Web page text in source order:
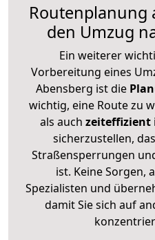
Routenplanung
den Umzug
Ein weiterer
Vorbereitung eines
Abensberg ist die
wichtig, eine Route zu
als auch zeiteffizient
sicherzustellen,
Straßensperrungen
ist. Keine Sorgen,
Spezialisten und
damit Sie sich auf